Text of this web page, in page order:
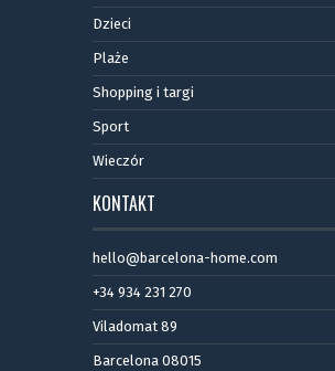
Dzieci
Plaże
Shopping i targi
Sport
Wieczór
KONTAKT
hello@barcelona-home.com
+34 934 231 270
Viladomat 89
Barcelona 08015